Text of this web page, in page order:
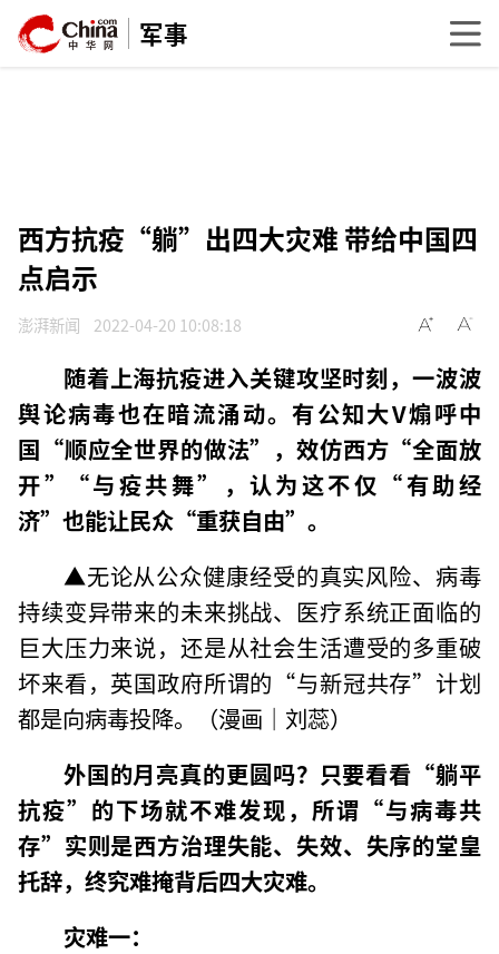
军事
西方抗疫“躺”出四大灾难 带给中国四
点启示
澎湃新闻 2022-04-20 10:08:18
随着上海抗疫进入关键攻坚时刻，一波波
舆论病毒也在暗流涌动。有公知大V煽呼中
国“顺应全世界的做法”，效仿西方“全面放
开”“与疫共舞”，认为这不仅“有助经
济”也能让民众“重获自由”。
▲无论从公众健康经受的真实风险、病毒
持续变异带来的未来挑战、医疗系统正面临的
巨大压力来说，还是从社会生活遭受的多重破
坏来看，英国政府所谓的“与新冠共存”计划
都是向病毒投降。（漫画｜刘蕊）
外国的月亮真的更圆吗？只要看看“躺平
抗疫”的下场就不难发现，所谓“与病毒共
存”实则是西方治理失能、失效、失序的堂皇
托辞，终究难掩背后四大灾难。
灾难一：